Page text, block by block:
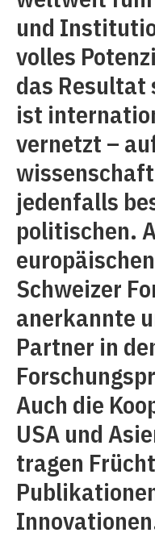
und
volles
das Resultat
ist
vernetzt –
jedenfalls
politischen.
Schweizer
anerkannte
Partner in
Auch die
USA und
tragen